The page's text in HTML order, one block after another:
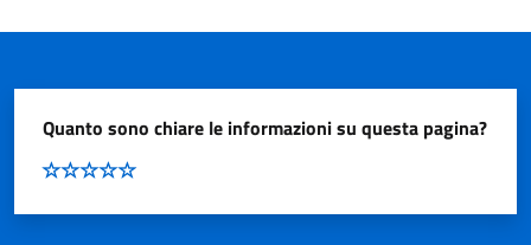
Quanto sono chiare le informazioni su questa pagina?